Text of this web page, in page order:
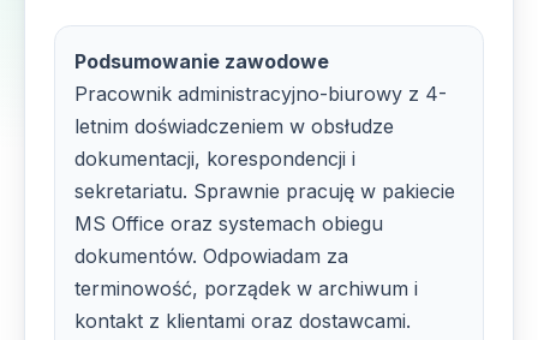
Podsumowanie zawodowe
Pracownik administracyjno-biurowy z 4-
letnim doświadczeniem w obsłudze
dokumentacji, korespondencji i
sekretariatu. Sprawnie pracuję w pakiecie
MS Office oraz systemach obiegu
dokumentów. Odpowiadam za
terminowość, porządek w archiwum i
kontakt z klientami oraz dostawcami.